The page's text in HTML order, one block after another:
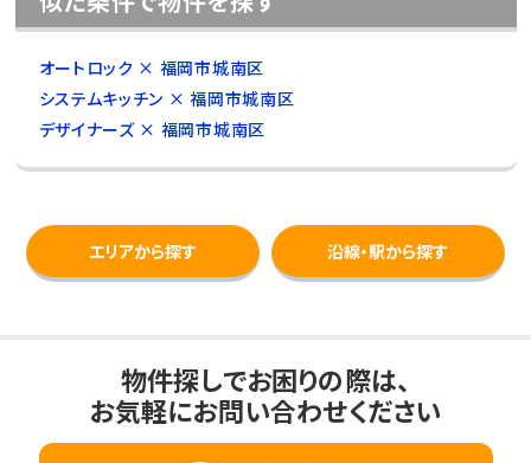
オートロック × 福岡市城南区
システムキッチン × 福岡市城南区
デザイナーズ × 福岡市城南区
エリアから探す 沿線・駅から探す
物件探しでお困りの際は、
お気軽にお問い合わせください